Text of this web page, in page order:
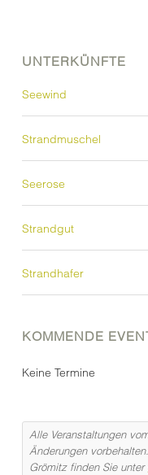
UNTERKÜNFTE
Seewind
Strandmuschel
Seerose
Strandgut
Strandhafer
KOMMENDE
Keine Termine
Alle Veranstaltungen
Änderungen
Grömitz finden Sie unter